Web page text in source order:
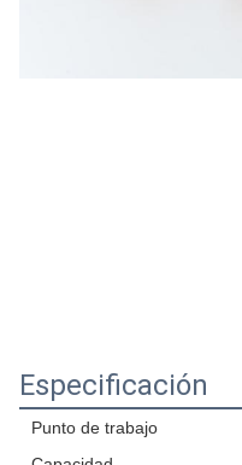
Especificación
Punto de trabajo